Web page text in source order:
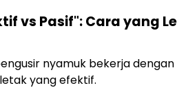
vs Pasif": Cara yang
nyamuk bekerja
yang efektif.